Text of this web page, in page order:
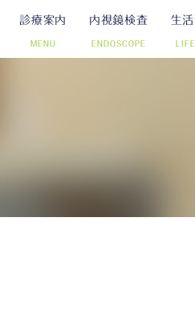
診療案内
MENU
内視鏡検査
ENDOSCOPE
的ポリープ切除）
生